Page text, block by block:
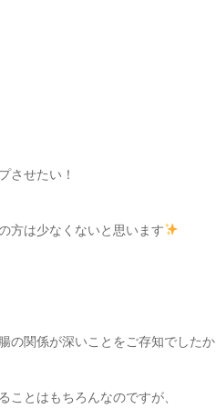
させたい！
方は少なくないと思います
の関係が深いことをご存知でした
ことはもちろんなのですが、